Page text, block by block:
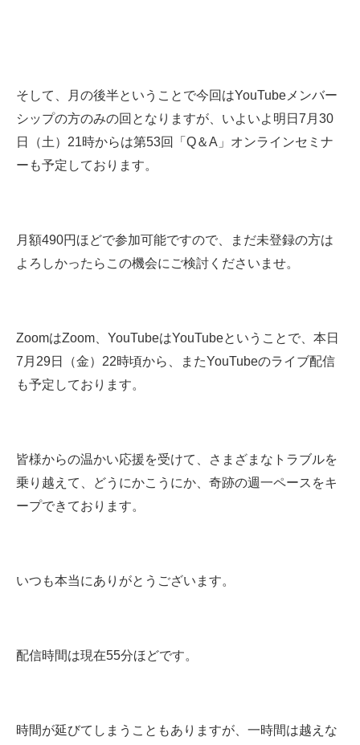
そして、月の後半ということで今回はYouTubeメンバー
シップの方のみの回となりますが、いよいよ明日7月30
日（土）21時からは第53回「Q＆A」オンラインセミナ
ーも予定しております。
月額490円ほどで参加可能ですので、まだ未登録の方は
よろしかったらこの機会にご検討くださいませ。
ZoomはZoom、YouTubeはYouTubeということで、本日
7月29日（金）22時頃から、またYouTubeのライブ配信
も予定しております。
皆様からの温かい応援を受けて、さまざまなトラブルを
乗り越えて、どうにかこうにか、奇跡の週一ペースをキ
ープできております。
いつも本当にありがとうございます。
配信時間は現在55分ほどです。
時間が延びてしまうこともありますが、一時間は越えな